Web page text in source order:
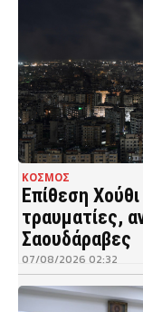
ΚΟΣΜΟΣ
Επίθεση
τραυματίες,
Σαουδάραβες
07/08/2026 02:32